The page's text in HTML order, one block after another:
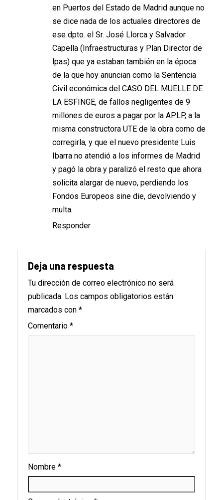
en Puertos del Estado de Madrid aunque no
se dice nada de los actuales directores de
ese dpto. el Sr. José Llorca y Salvador
Capella (Infraestructuras y Plan Director de
lpas) que ya estaban también en la época
de la que hoy anuncian como la Sentencia
Civil económica del CASO DEL MUELLE DE
LA ESFINGE, de fallos negligentes de 9
millones de euros a pagar por la APLP, a la
misma constructora UTE de la obra como de
corregirla, y que el nuevo presidente Luis
Ibarra no atendió a los informes de Madrid
y pagó la obra y paralizó el resto que ahora
solicita alargar de nuevo, perdiendo los
Fondos Europeos sine die, devolviendo y
multa.
Responder
Deja una respuesta
Tu dirección de correo electrónico no será
publicada. Los campos obligatorios están
marcados con *
Comentario *
Nombre *